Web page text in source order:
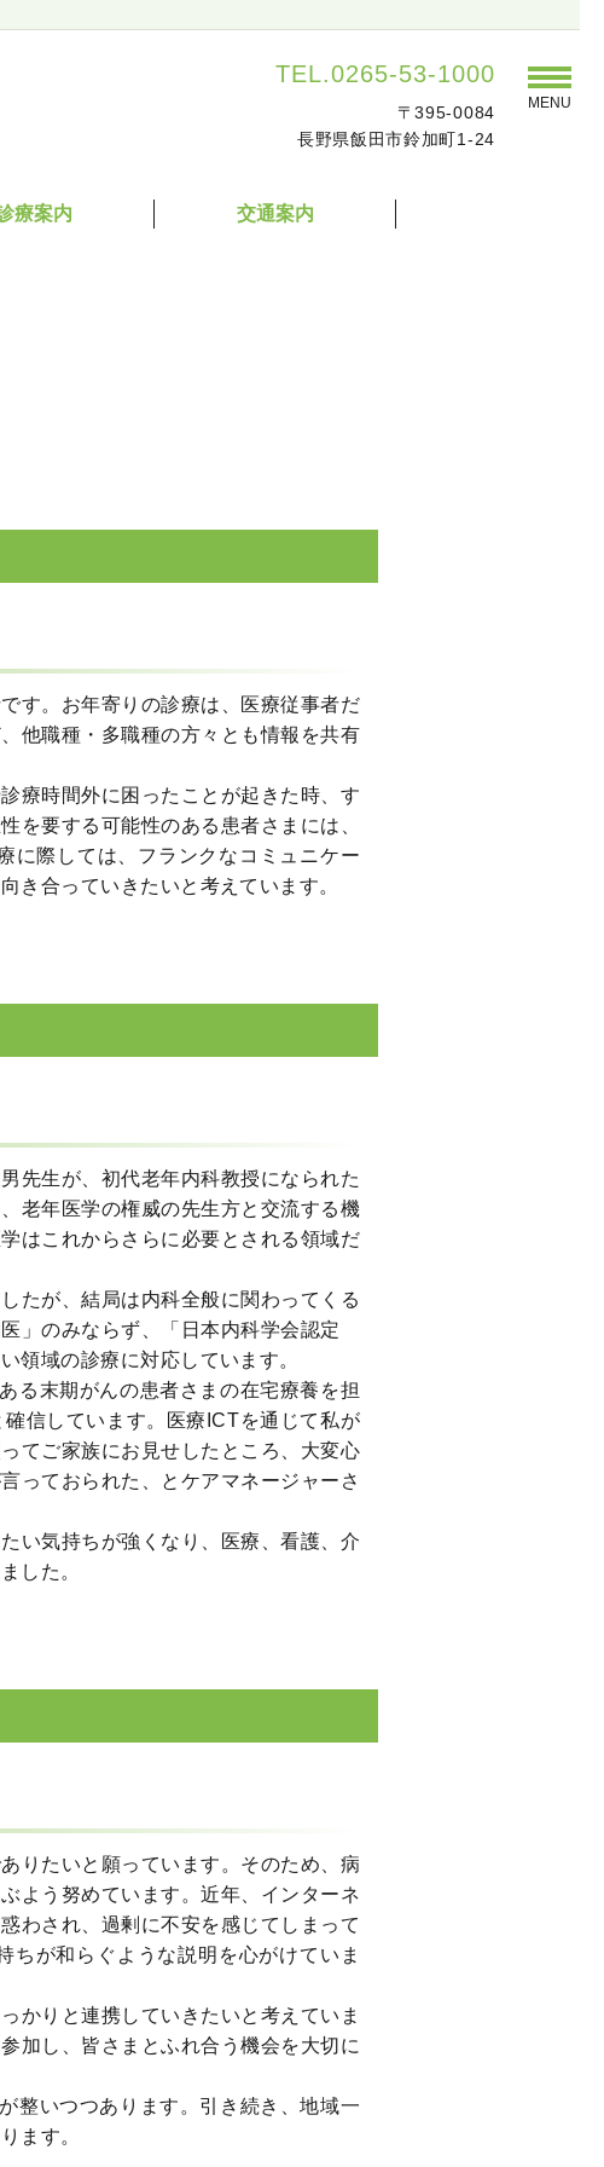
TEL.0265-53-1000
〒395-0084
長野県飯田市鈴加町1-24
MENU
療案内 交通案内
す。お年寄りの診療は、医療従事者だ
他職種・多職種の方々とも情報を共有
療時間外に困ったことが起きた時、す
を要する可能性のある患者さまには、
に際しては、フランクなコミュニケー
き合っていきたいと考えています。
先生が、初代老年内科教授になられた
老年医学の権威の先生方と交流する機
はこれからさらに必要とされる領域だ
たが、結局は内科全般に関わってくる
」のみならず、「日本内科学会認定
域の診療に対応しています。
る末期がんの患者さまの在宅療養を担
信しています。医療ICTを通じて私が
てご家族にお見せしたところ、大変心
っておられた、とケアマネージャーさ
い気持ちが強くなり、医療、看護、介
した。
りたいと願っています。そのため、病
よう努めています。近年、インターネ
わされ、過剰に不安を感じてしまって
ちが和らぐような説明を心がけていま
かりと連携していきたいと考えていま
加し、皆さまとふれ合う機会を大切に
整いつつあります。引き続き、地域一
ます。